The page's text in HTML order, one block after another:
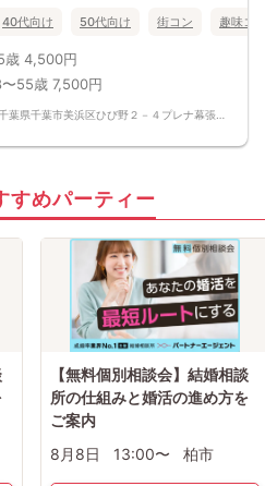
40代向け 50代向け 街コン 趣味コ
歳 4,500円
55歳 7,500円
すめパーティー
【無料個別相談会】結婚相談
所の仕組みと婚活の進め方を
ご案内
8月8日
13:00〜 柏市